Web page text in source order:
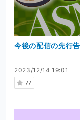
2023/12/14 19:01
77
今後の配信の先行